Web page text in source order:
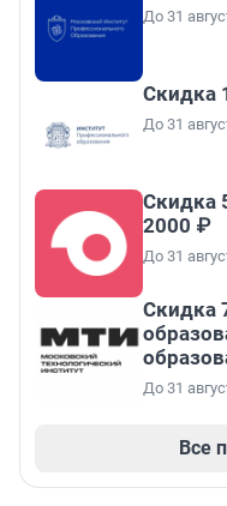
До 31
Скидка
До 31
Скидка
2000 ₽
До 31
Скидка
До 31
Все